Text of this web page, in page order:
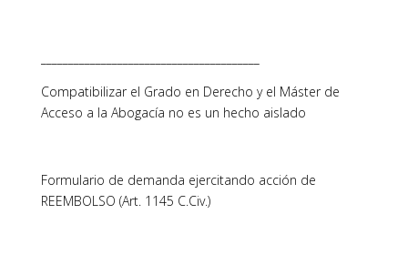
Compatibilizar el Grado en Derecho y el Máster de
Acceso a la Abogacía no es un hecho aislado
Formulario de demanda ejercitando acción de
REEMBOLSO (Art. 1145 C.Civ.)